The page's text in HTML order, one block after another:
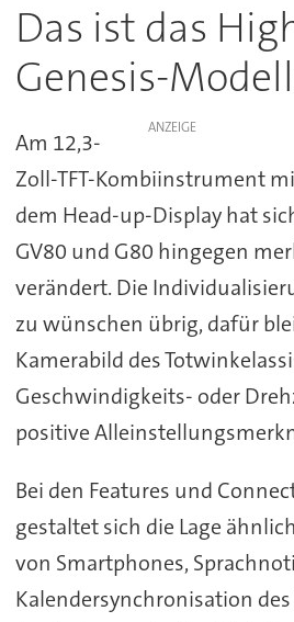
Das ist das
Genesis-
ANZEIGE
Am 12,3-
Zoll-TFT-Kombiinstrument
dem Head-up-Display hat
GV80 und G80 hingegen
verändert. Die
zu wünschen übrig, dafür
Kamerabild des
Geschwindigkeits- oder
positive
Bei den Features und
gestaltet sich die Lage
von Smartphones,
Kalendersynchronisation